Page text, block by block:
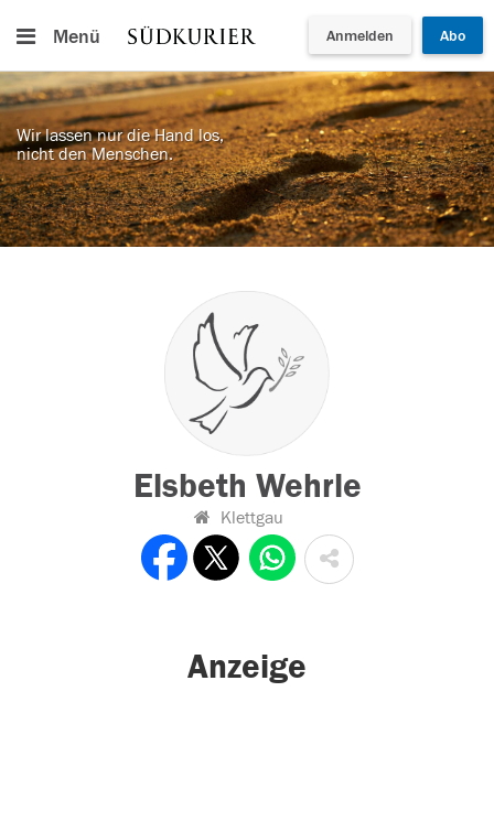
Menü Anmelden Abo
Wir lassen nur die Hand los,
nicht den Menschen.
Elsbeth Wehrle
Klettgau
Anzeige